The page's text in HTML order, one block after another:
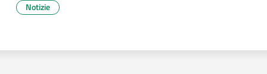
Notizie